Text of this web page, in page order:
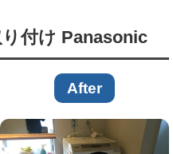
り付け Panasonic
After